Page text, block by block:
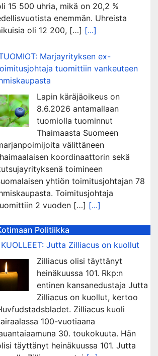
15 500 uhria, mikä on 20,2 %
enemmän. Uhreista
oli 12 200, […] [...]
Marjayrityksen ex-
tuomittiin vankeuteen
Lapin käräjäoikeus on
8.6.2026 antamallaan
tuomiolla tuominnut
Thaimaasta Suomeen
välittäneen
koordinaattorin sekä
toimineen
yhtiön toimitusjohtajan 78
Toimitusjohtaja
2 vuoden […] [...]
Politiikka
KUOLLEET: Jutta Zilliacus on kuollut
Zilliacus olisi täyttänyt
heinäkuussa 101. Rkp:n
entinen kansanedustaja Jutta
Zilliacus on kuollut, kertoo
Zilliacus kuoli
100-vuotiaana
30. toukokuuta. Hän
täyttänyt heinäkuussa 101. Jutta